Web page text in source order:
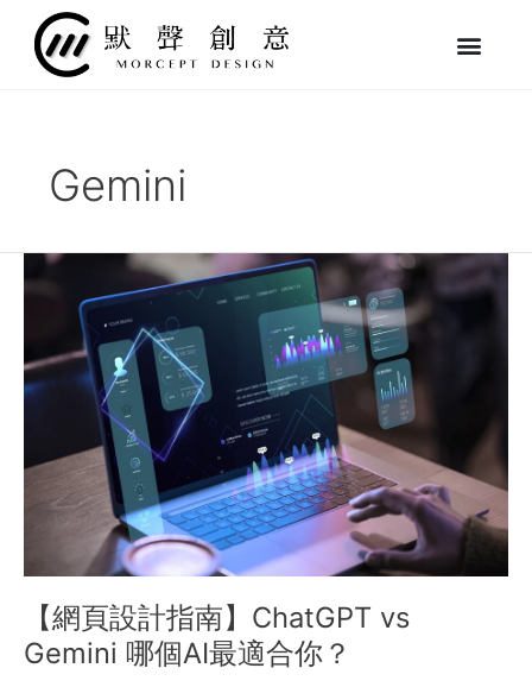
Gemini
【網頁設計指南】ChatGPT vs
Gemini 哪個AI最適合你？
【網
指
南】
Gemini
最
你？